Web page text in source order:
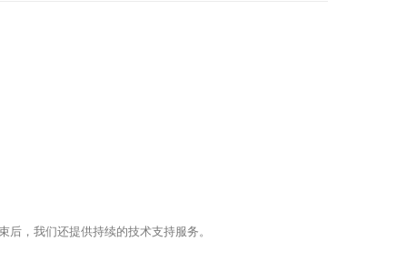
，我们还提供持续的技术支持服务。